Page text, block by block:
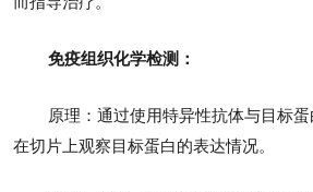
免疫组织化学检测：
原理：通过使用特异性抗体与目标
在切片上观察目标蛋白的表达情况。